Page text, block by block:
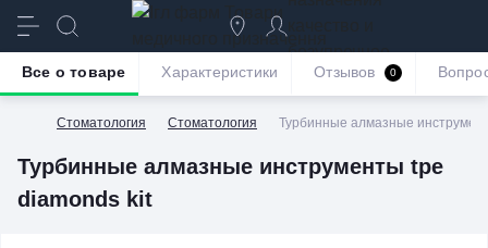
безупречное
обслуживание
Стоматология Стоматология Турбинные алмазные
Турбинные алмазные инструменты tpe
diamonds kit
Все о товаре Характеристики Отзывов 0